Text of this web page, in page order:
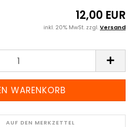
12,00 EUR
inkl. 20% MwSt. zzgl.Versand
AUF DEN MERKZETTEL